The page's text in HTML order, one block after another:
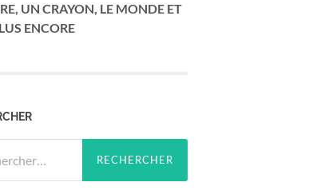
UN CRAYON, LE MONDE ET
ENCORE